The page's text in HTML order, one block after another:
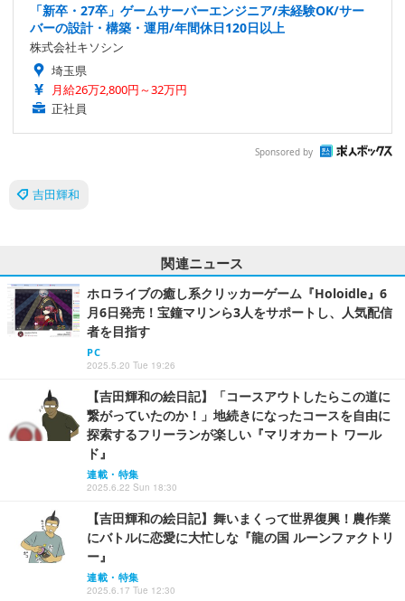
「新卒・27卒」ゲームサーバーエンジニア/未経験OK/サー
バーの設計・構築・運用/年間休日120日以上
株式会社キソシン
埼玉県
月給26万2,800円～32万円
正社員
Sponsored by
吉田輝和
関連ニュース
ホロライブの癒し系クリッカーゲーム『Holoidle』6
月6日発売！宝鐘マリンら3人をサポートし、人気配信
者を目指す
PC
2025.5.20 Tue 19:26
【吉田輝和の絵日記】「コースアウトしたらこの道に
繋がっていたのか！」地続きになったコースを自由に
探索するフリーランが楽しい『マリオカート ワール
ド』
連載・特集
2025.6.22 Sun 18:30
【吉田輝和の絵日記】舞いまくって世界復興！農作業
にバトルに恋愛に大忙しな『龍の国 ルーンファクトリ
ー』
連載・特集
2025.6.17 Tue 12:30